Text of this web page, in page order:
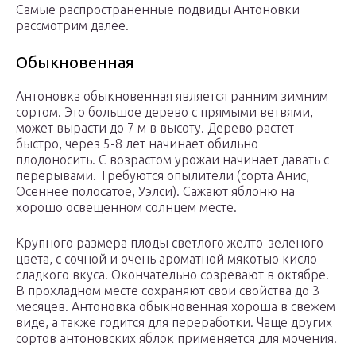
Самые распространенные подвиды Антоновки
рассмотрим далее.
Обыкновенная
Антоновка обыкновенная является ранним зимним
сортом. Это большое дерево с прямыми ветвями,
может вырасти до 7 м в высоту. Дерево растет
быстро, через 5-8 лет начинает обильно
плодоносить. С возрастом урожаи начинает давать с
перерывами. Требуются опылители (сорта Анис,
Осеннее полосатое, Уэлси). Сажают яблоню на
хорошо освещенном солнцем месте.
Крупного размера плоды светлого желто-зеленого
цвета, с сочной и очень ароматной мякотью кисло-
сладкого вкуса. Окончательно созревают в октябре.
В прохладном месте сохраняют свои свойства до 3
месяцев. Антоновка обыкновенная хороша в свежем
виде, а также годится для переработки. Чаще других
сортов антоновских яблок применяется для мочения.